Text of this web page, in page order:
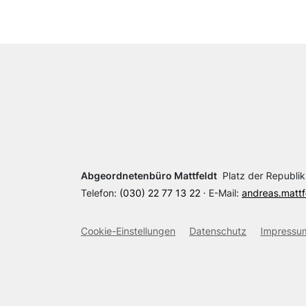
Abgeordnetenbüro Mattfeldt Platz der Republik
Telefon: (030) 22 77 13 22 · E-Mail:
Cookie-Einstellungen Datenschutz